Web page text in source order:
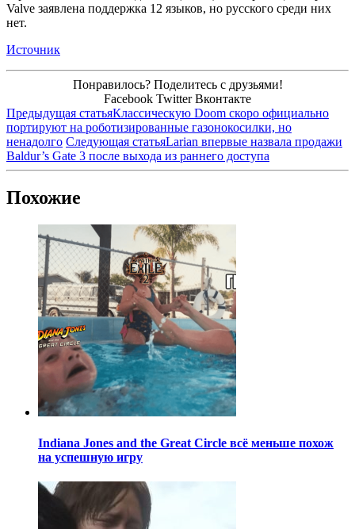
Valve заявлена поддержка 12 языков, но русского среди них
нет.
Источник
Понравилось? Поделитесь с друзьями!
Facebook Twitter Вконтакте
Предыдущая статьяКлассическую Doom скоро официально
портируют на роботизированные газонокосилки, но
ненадолго Следующая статьяLarian впервые назвала продажи
Baldur’s Gate 3 после выхода из раннего доступа
Похожие
Indiana Jones and the Great Circle всё меньше похож
на успешную игру